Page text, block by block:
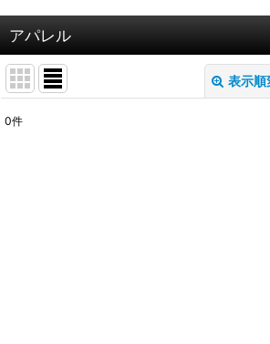
アパレル
表示順
0件